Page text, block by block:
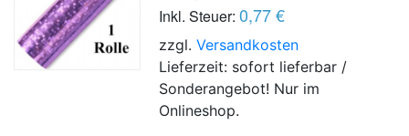
Inkl. Steuer: 0,77 €
zzgl.Versandkosten
Lieferzeit: sofort lieferbar /
Sonderangebot! Nur im
Onlineshop.